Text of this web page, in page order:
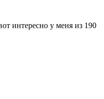
интересно у меня из 190